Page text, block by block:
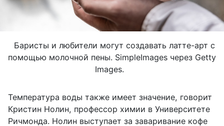
Баристы и любители могут создавать латте-арт с
помощью молочной пены. SimpleImages через Getty
Images.
Температура воды также имеет значение, говорит
Кристин Нолин, профессор химии в Университете
Ричмонда. Нолин выступает за заваривание кофе